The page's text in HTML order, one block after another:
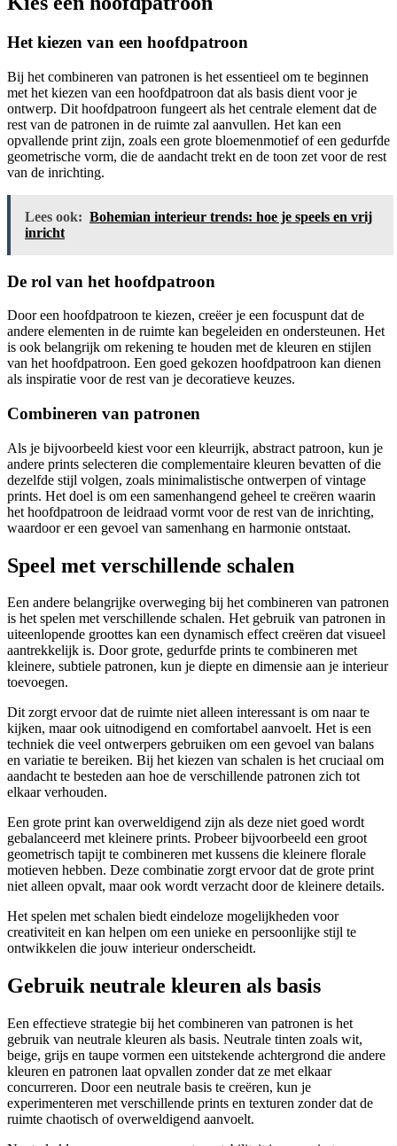
Het kiezen van een hoofdpatroon
Bij het combineren van patronen is het essentieel om te beginnen
met het kiezen van een hoofdpatroon dat als basis dient voor je
ontwerp. Dit hoofdpatroon fungeert als het centrale element dat de
rest van de patronen in de ruimte zal aanvullen. Het kan een
opvallende print zijn, zoals een grote bloemenmotief of een gedurfde
geometrische vorm, die de aandacht trekt en de toon zet voor de rest
van de inrichting.
Lees ook: Bohemian interieur trends: hoe je speels en vrij
inricht
De rol van het hoofdpatroon
Door een hoofdpatroon te kiezen, creëer je een focuspunt dat de
andere elementen in de ruimte kan begeleiden en ondersteunen. Het
is ook belangrijk om rekening te houden met de kleuren en stijlen
van het hoofdpatroon. Een goed gekozen hoofdpatroon kan dienen
als inspiratie voor de rest van je decoratieve keuzes.
Combineren van patronen
Als je bijvoorbeeld kiest voor een kleurrijk, abstract patroon, kun je
andere prints selecteren die complementaire kleuren bevatten of die
dezelfde stijl volgen, zoals minimalistische ontwerpen of vintage
prints. Het doel is om een samenhangend geheel te creëren waarin
het hoofdpatroon de leidraad vormt voor de rest van de inrichting,
waardoor er een gevoel van samenhang en harmonie ontstaat.
Speel met verschillende schalen
Een andere belangrijke overweging bij het combineren van patronen
is het spelen met verschillende schalen. Het gebruik van patronen in
uiteenlopende groottes kan een dynamisch effect creëren dat visueel
aantrekkelijk is. Door grote, gedurfde prints te combineren met
kleinere, subtiele patronen, kun je diepte en dimensie aan je interieur
toevoegen.
Dit zorgt ervoor dat de ruimte niet alleen interessant is om naar te
kijken, maar ook uitnodigend en comfortabel aanvoelt. Het is een
techniek die veel ontwerpers gebruiken om een gevoel van balans
en variatie te bereiken. Bij het kiezen van schalen is het cruciaal om
aandacht te besteden aan hoe de verschillende patronen zich tot
elkaar verhouden.
Een grote print kan overweldigend zijn als deze niet goed wordt
gebalanceerd met kleinere prints. Probeer bijvoorbeeld een groot
geometrisch tapijt te combineren met kussens die kleinere florale
motieven hebben. Deze combinatie zorgt ervoor dat de grote print
niet alleen opvalt, maar ook wordt verzacht door de kleinere details.
Het spelen met schalen biedt eindeloze mogelijkheden voor
creativiteit en kan helpen om een unieke en persoonlijke stijl te
ontwikkelen die jouw interieur onderscheidt.
Gebruik neutrale kleuren als basis
Een effectieve strategie bij het combineren van patronen is het
gebruik van neutrale kleuren als basis. Neutrale tinten zoals wit,
beige, grijs en taupe vormen een uitstekende achtergrond die andere
kleuren en patronen laat opvallen zonder dat ze met elkaar
concurreren. Door een neutrale basis te creëren, kun je
experimenteren met verschillende prints en texturen zonder dat de
ruimte chaotisch of overweldigend aanvoelt.